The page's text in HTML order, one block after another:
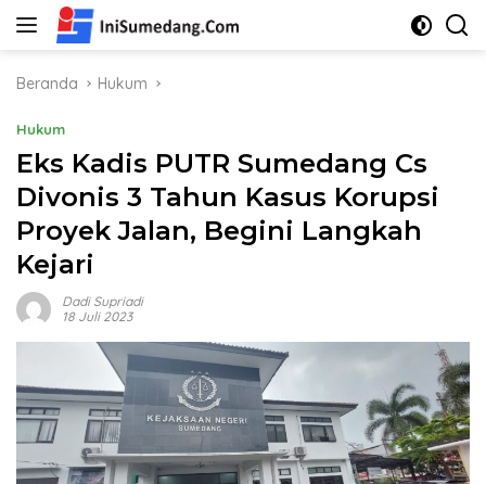
Langsung
Beranda
Hukum
Hukum
Eks Kadis PUTR Sumedang Cs
Divonis 3 Tahun Kasus Korupsi
Proyek Jalan, Begini Langkah
Kejari
Dadi Supriadi
18 Juli 2023